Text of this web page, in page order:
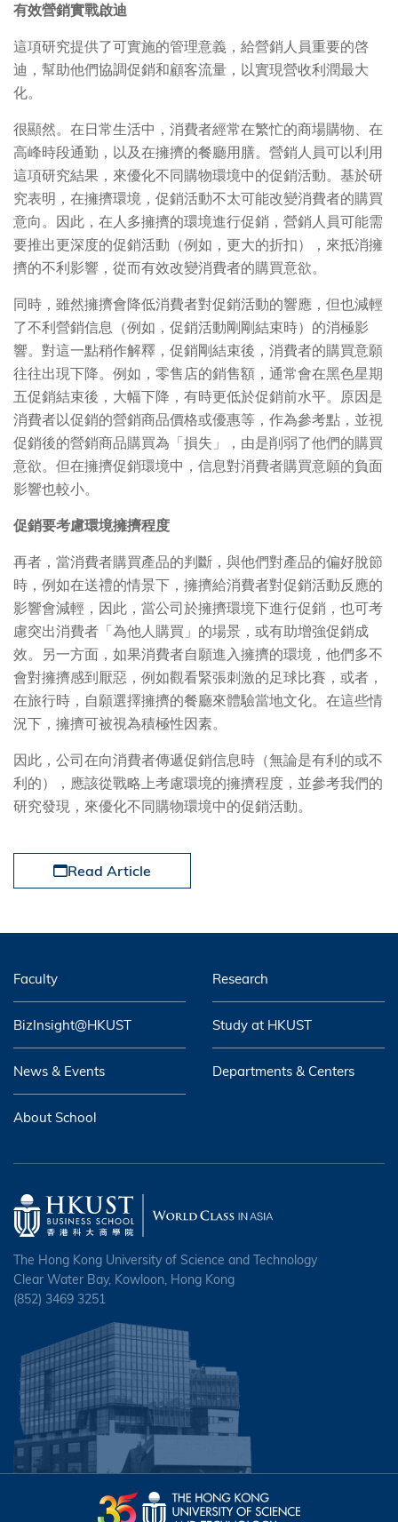
有效營銷實戰啟迪
這項研究提供了可實施的管理意義，給營銷人員重要的啓
迪，幫助他們協調促銷和顧客流量，以實現營收利潤最大
化。
很顯然。在日常生活中，消費者經常在繁忙的商場購物、在
高峰時段通勤，以及在擁擠的餐廳用膳。營銷人員可以利用
這項研究結果，來優化不同購物環境中的促銷活動。基於研
究表明，在擁擠環境，促銷活動不太可能改變消費者的購買
意向。因此，在人多擁擠的環境進行促銷，營銷人員可能需
要推出更深度的促銷活動（例如，更大的折扣），來抵消擁
擠的不利影響，從而有效改變消費者的購買意欲。
同時，雖然擁擠會降低消費者對促銷活動的響應，但也減輕
了不利營銷信息（例如，促銷活動剛剛結束時）的消極影
響。對這一點稍作解釋，促銷剛結束後，消費者的購買意願
往往出現下降。例如，零售店的銷售額，通常會在黑色星期
五促銷結束後，大幅下降，有時更低於促銷前水平。原因是
消費者以促銷的營銷商品價格或優惠等，作為參考點，並視
促銷後的營銷商品購買為「損失」，由是削弱了他們的購買
意欲。但在擁擠促銷環境中，信息對消費者購買意願的負面
影響也較小。
促銷要考慮環境擁擠程度
再者，當消費者購買產品的判斷，與他們對產品的偏好脫節
時，例如在送禮的情景下，擁擠給消費者對促銷活動反應的
影響會減輕，因此，當公司於擁擠環境下進行促銷，也可考
慮突出消費者「為他人購買」的場景，或有助增強促銷成
效。另一方面，如果消費者自願進入擁擠的環境，他們多不
會對擁擠感到厭惡，例如觀看緊張刺激的足球比賽，或者，
在旅行時，自願選擇擁擠的餐廳來體驗當地文化。在這些情
況下，擁擠可被視為積極性因素。
因此，公司在向消費者傳遞促銷信息時（無論是有利的或不
利的），應該從戰略上考慮環境的擁擠程度，並參考我們的
研究發現，來優化不同購物環境中的促銷活動。
Read Article
Faculty Research
BizInsight@HKUST Study at HKUST
News & Events Departments & Centers
About School
The Hong Kong University of Science and Technology
Clear Water Bay, Kowloon, Hong Kong
(852) 3469 3251